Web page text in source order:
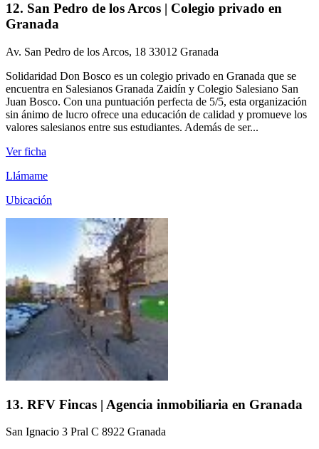
12. San Pedro de los Arcos | Colegio privado en
Granada
Av. San Pedro de los Arcos, 18 33012 Granada
Solidaridad Don Bosco es un colegio privado en Granada que se
encuentra en Salesianos Granada Zaidín y Colegio Salesiano San
Juan Bosco. Con una puntuación perfecta de 5/5, esta organización
sin ánimo de lucro ofrece una educación de calidad y promueve los
valores salesianos entre sus estudiantes. Además de ser...
Ver ficha
Llámame
Ubicación
13. RFV Fincas | Agencia inmobiliaria en Granada
San Ignacio 3 Pral C 8922 Granada